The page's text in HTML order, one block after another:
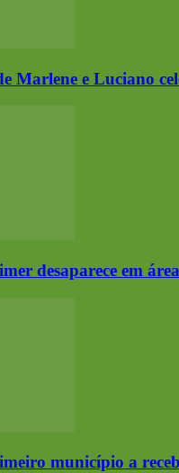
Marlene e Luciano
desaparece em
município a